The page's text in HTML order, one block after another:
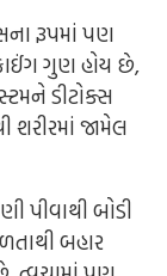
રૂપમાં પણ
ગુણ હોય છે,
ડીટોક્સ
શરીરમાં જામેલ
પીવાથી બોડી
બહાર